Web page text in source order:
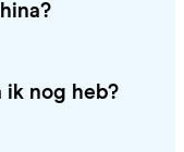
ik nog heb?